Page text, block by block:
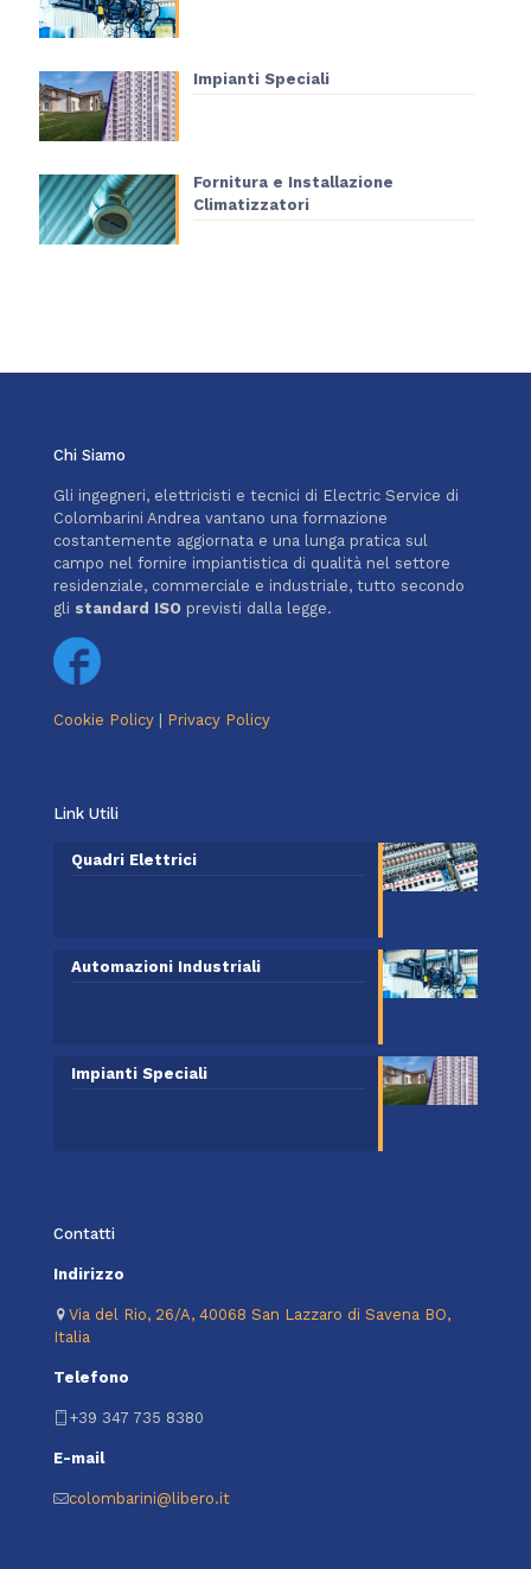
Impianti Speciali
Fornitura e Installazione
Climatizzatori
Chi Siamo
Gli ingegneri, elettricisti e tecnici di Electric Service di
Colombarini Andrea vantano una formazione
costantemente aggiornata e una lunga pratica sul
campo nel fornire impiantistica di qualità nel settore
residenziale, commerciale e industriale, tutto secondo
gli standard ISO previsti dalla legge.
Cookie Policy | Privacy Policy
Link Utili
Quadri Elettrici
Automazioni Industriali
Impianti Speciali
Contatti
Indirizzo
Via del Rio, 26/A, 40068 San Lazzaro di Savena BO,
Italia
Telefono
+39 347 735 8380
E-mail
colombarini@libero.it